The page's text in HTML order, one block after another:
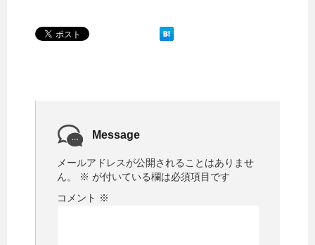
Message
メールアドレスが公開されることはありませ
ん。
※ が付いている欄は必須項目です
コメント ※